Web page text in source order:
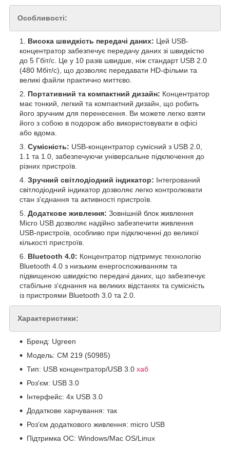
Особливості:
Висока швидкість передачі даних: Цей USB-
концентратор забезпечує передачу даних зі швидкістю
до 5 Гбіт/с. Це у 10 разів швидше, ніж стандарт USB 2.0
(480 Мбіт/с), що дозволяє передавати HD-фільми та
великі файли практично миттєво.
Портативний та компактний дизайн: Концентратор
має тонкий, легкий та компактний дизайн, що робить
його зручним для перенесення. Ви можете легко взяти
його з собою в подорож або використовувати в офісі
або вдома.
Сумісність: USB-концентратор сумісний з USB 2.0,
1.1 та 1.0, забезпечуючи універсальне підключення до
різних пристроїв.
Зручний світлодіодний індикатор: Інтегрований
світлодіодний індикатор дозволяє легко контролювати
стан з'єднання та активності пристроїв.
Додаткове живлення: Зовнішній блок живлення
Micro USB дозволяє надійно забезпечити живлення
USB-пристроїв, особливо при підключенні до великої
кількості пристроїв.
Bluetooth 4.0: Концентратор підтримує технологію
Bluetooth 4.0 з низьким енергоспоживанням та
підвищеною швидкістю передачі даних, що забезпечує
стабільне з'єднання на великих відстанях та сумісність
із пристроями Bluetooth 3.0 та 2.0.
Характеристики:
Бренд: Ugreen
Модель: CM 219 (50985)
Тип: USB концентратор/USB 3.0 хаб
Роз'єм: USB 3.0
Інтерфейс: 4х USB 3.0
Додаткове харчування: так
Роз'єм додаткового живлення: micro USB
Підтримка ОС: Windows/Mac OS/Linux